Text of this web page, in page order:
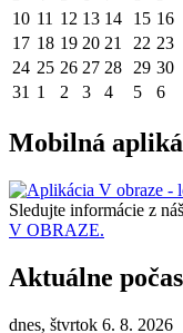
10 11 12 13 14 15 16
17 18 19 20 21 22 23
24 25 26 27 28 29 30
31 1 2 3 4 5 6
Mobilná
Sledujte informácie z
V OBRAZE.
Aktuálne
dnes, štvrtok 6. 8. 2026